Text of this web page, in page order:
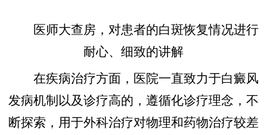
医师大查房，对患者的白斑恢复情况进行
耐心、细致的讲解
在疾病治疗方面，医院一直致力于白癜风
发病机制以及诊疗高的，遵循化诊疗理念，不
断探索，用于外科治疗对物理和药物治疗较差